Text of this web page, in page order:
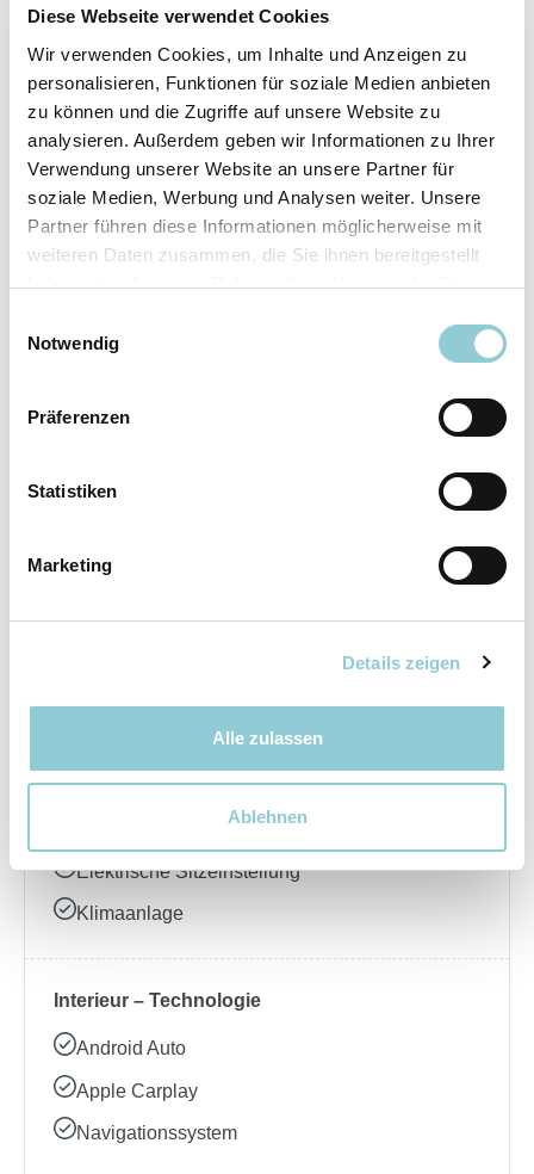
Diese Webseite verwendet Cookies
Wir verwenden Cookies, um Inhalte und Anzeigen zu
personalisieren, Funktionen für soziale Medien anbieten
zu können und die Zugriffe auf unsere Website zu
analysieren. Außerdem geben wir Informationen zu Ihrer
Verwendung unserer Website an unsere Partner für
soziale Medien, Werbung und Analysen weiter. Unsere
Partner führen diese Informationen möglicherweise mit
weiteren Daten zusammen, die Sie ihnen bereitgestellt
haben oder die sie im Rahmen Ihrer Nutzung der Dienste
Notwendig
Präferenzen
Statistiken
Marketing
Details zeigen
Alle zulassen
Ablehnen
Angebotsnummer
ABO49.553
Ausstattungslinie
AMG Line
Verfügbar ab
10/2026
Fahrzeugkategorie
SUV/​Geländewagen/​
Pickup
Fahrzeugkategorie
Sportwagen/​Coupé
Leistung
180 kW (245 PS)
Ausstattung
Elektrische Seitenspiegel
Interieur – Komfort
Ambientebeleuchtung
Elektrische Sitzeinstellung
Klimaanlage
Interieur – Technologie
Android Auto
Apple Carplay
Navigationssystem